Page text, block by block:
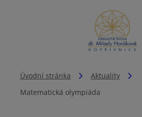
Úvodní stránka
Aktuality
Matematická olympiáda